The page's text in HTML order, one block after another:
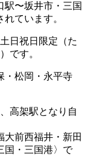
駅〜坂井市・三国
ています。
日祝日限定（た
です。
・松岡・永平寺
高架駅となり自
大前西福井・新田
国・三国港〉で